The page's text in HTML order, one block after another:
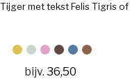
met tekst Felis Tigris of
bijv. 36,50